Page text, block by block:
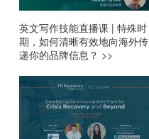
英文写作技能直播课 | 特殊时
期，如何清晰有效地向海外传
递你的品牌信息？ >>